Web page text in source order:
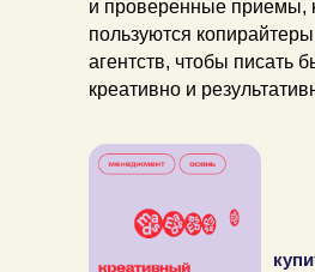
и проверенные приемы,
пользуются
агентств, чтобы писать
креативно и